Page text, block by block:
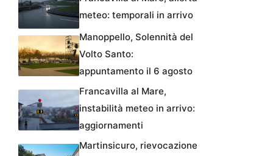
meteo: temporali in arrivo
Manoppello, Solennità del
Volto Santo:
appuntamento il 6 agosto
Francavilla al Mare,
instabilità meteo in arrivo:
aggiornamenti
Martinsicuro, rievocazione